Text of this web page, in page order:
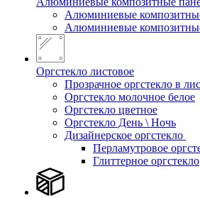
Алюминиевые
Алюминиевые
Оргстекло листовое
Прозрачное оргстекло в
Оргстекло молочное белое
Оргстекло цветное
Оргстекло День \ Ночь
Дизайнерское оргстекло
Перламутровое
Глиттерное оргстекло